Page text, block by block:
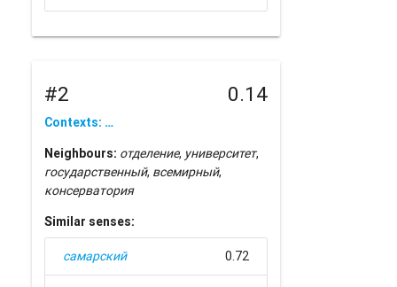
#2 0.14
Contexts: …
Neighbours: отделение, университет,
государственный, всемирный,
консерватория
Similar senses:
самарский 0.72